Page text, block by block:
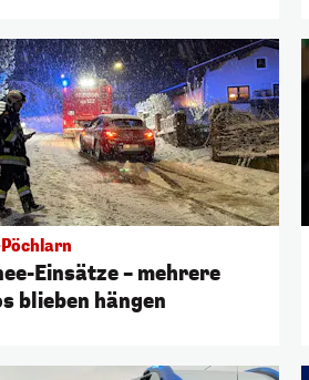
Einsätze – mehrere
blieben hängen